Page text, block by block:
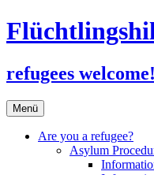
refugees welcome!
Menü Zum
Inhalt
springen
Are you a refugee?
Asylum